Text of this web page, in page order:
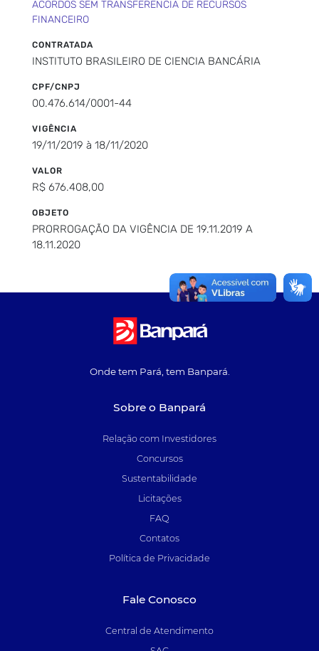
ACORDOS SEM TRANSFERENCIA DE RECURSOS
FINANCEIRO
CONTRATADA
INSTITUTO BRASILEIRO DE CIENCIA BANCÁRIA
CPF/CNPJ
00.476.614/0001-44
VIGÊNCIA
19/11/2019 à 18/11/2020
VALOR
R$ 676.408,00
OBJETO
PRORROGAÇÃO DA VIGÊNCIA DE 19.11.2019 A
18.11.2020
Onde tem Pará, tem Banpará.
Sobre o Banpará
Relação com Investidores
Concursos
Sustentabilidade
Licitações
FAQ
Contatos
Política de Privacidade
Fale Conosco
Central de Atendimento